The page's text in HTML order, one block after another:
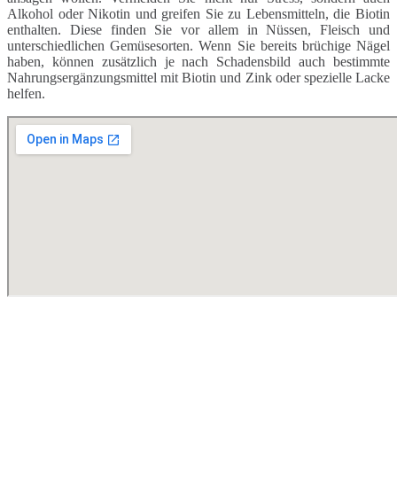
Alkohol oder Nikotin und greifen Sie zu Lebensmitteln, die Biotin
enthalten. Diese finden Sie vor allem in Nüssen, Fleisch und
unterschiedlichen Gemüsesorten. Wenn Sie bereits brüchige Nägel
haben, können zusätzlich je nach Schadensbild auch bestimmte
Nahrungsergänzungsmittel mit Biotin und Zink oder spezielle Lacke
helfen.